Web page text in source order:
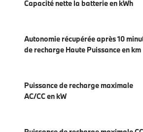
Capacité nette la batterie en kWh
Autonomie récupérée après 10
de recharge Haute Puissance en km
Puissance de recharge maximale
AC/CC en kW